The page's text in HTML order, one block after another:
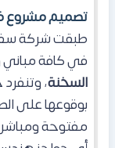
تصميم مشروع
طبقت شركة
في كافة مباني
السخنة،
بوقوعها على
مفتوحة